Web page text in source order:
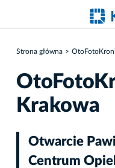
Strona główna
Krakowa
Otwarcie
Centrum